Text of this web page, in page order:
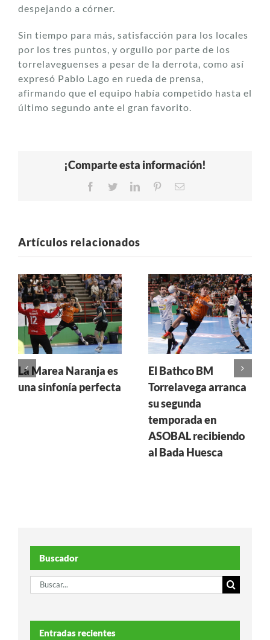
despejando a córner.
Sin tiempo para más, satisfacción para los locales
por los tres puntos, y orgullo por parte de los
torrelaveguenses a pesar de la derrota, como así
expresó Pablo Lago en rueda de prensa,
afirmando que el equipo había competido hasta el
último segundo ante el gran favorito.
¡Comparte esta información!
Facebook
TwitterLinkedInPinterestCorreo
Artículos relacionados
La Marea Naranja es
una sinfonía perfecta
El Bathco BM
Torrelavega arranca
su segunda
temporada en
ASOBAL recibiendo
al Bada Huesca
Buscador
Buscar:
Entradas recientes